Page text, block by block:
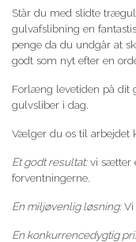
Står du med slidte
gulvafslibning en
penge da du undgår at
godt som nyt efter en
Forlæng levetiden på dit
gulvsliber i dag.
Vælger du os til arbejdet
Et godt resultat:vi sætter
forventningerne.
En miljøvenlig løsning:Vi
En konkurrencedygtig